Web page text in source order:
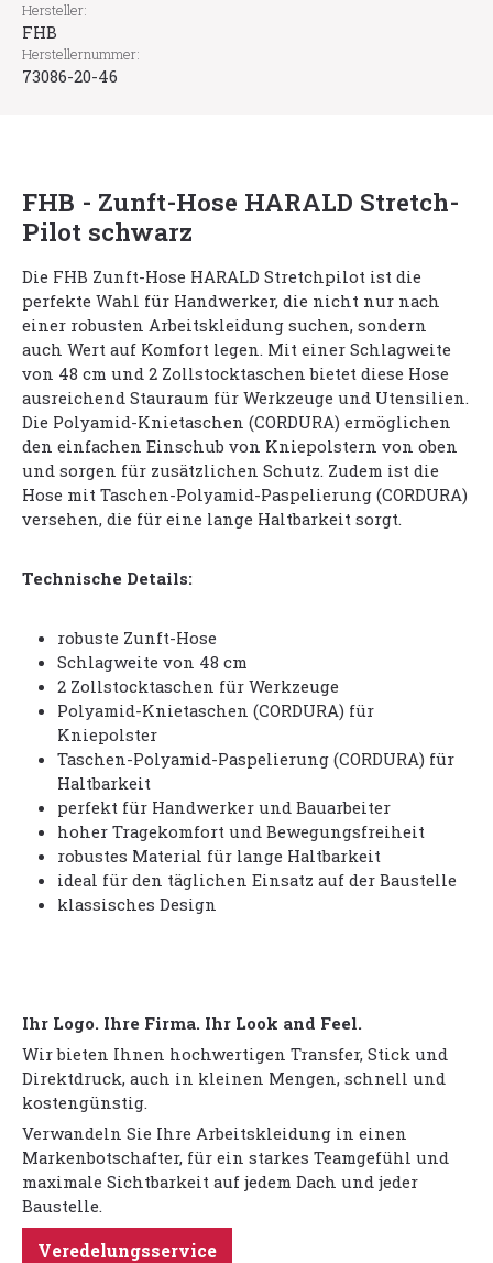
Hersteller:
FHB
Herstellernummer:
73086-20-46
FHB - Zunft-Hose HARALD Stretch-
Pilot schwarz
Die FHB Zunft-Hose HARALD Stretchpilot ist die
perfekte Wahl für Handwerker, die nicht nur nach
einer robusten Arbeitskleidung suchen, sondern
auch Wert auf Komfort legen. Mit einer Schlagweite
von 48 cm und 2 Zollstocktaschen bietet diese Hose
ausreichend Stauraum für Werkzeuge und Utensilien.
Die Polyamid-Knietaschen (CORDURA) ermöglichen
den einfachen Einschub von Kniepolstern von oben
und sorgen für zusätzlichen Schutz. Zudem ist die
Hose mit Taschen-Polyamid-Paspelierung (CORDURA)
versehen, die für eine lange Haltbarkeit sorgt.
Technische Details:
robuste Zunft-Hose
Schlagweite von 48 cm
2 Zollstocktaschen für Werkzeuge
Polyamid-Knietaschen (CORDURA) für
Kniepolster
Taschen-Polyamid-Paspelierung (CORDURA) für
Haltbarkeit
perfekt für Handwerker und Bauarbeiter
hoher Tragekomfort und Bewegungsfreiheit
robustes Material für lange Haltbarkeit
ideal für den täglichen Einsatz auf der Baustelle
klassisches Design
Ihr Logo. Ihre Firma. Ihr Look and Feel.
Wir bieten Ihnen hochwertigen Transfer, Stick und
Direktdruck, auch in kleinen Mengen, schnell und
kostengünstig.
Verwandeln Sie Ihre Arbeitskleidung in einen
Markenbotschafter, für ein starkes Teamgefühl und
maximale Sichtbarkeit auf jedem Dach und jeder
Baustelle.
Veredelungsservice